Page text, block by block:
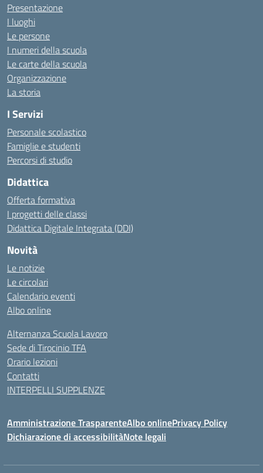
Presentazione
I luoghi
Le persone
I numeri della scuola
Le carte della scuola
Organizzazione
La storia
I Servizi
Personale scolastico
Famiglie e studenti
Percorsi di studio
Didattica
Offerta formativa
I progetti delle classi
Didattica Digitale Integrata (DDI)
Novità
Le notizie
Le circolari
Calendario eventi
Albo online
Alternanza Scuola Lavoro
Sede di Tirocinio TFA
Orario lezioni
Contatti
INTERPELLI SUPPLENZE
Amministrazione TrasparenteAlbo onlinePrivacy Policy
Dichiarazione di accessibilitàNote legali